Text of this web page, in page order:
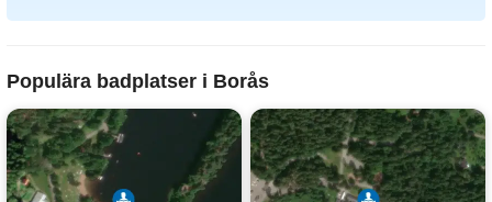
Populära badplatser i Borås